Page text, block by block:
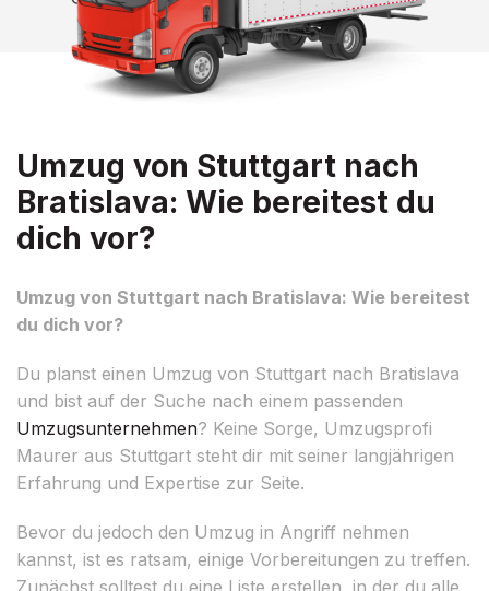
Umzug von Stuttgart nach
Bratislava: Wie bereitest du
dich vor?
Umzug von Stuttgart nach Bratislava: Wie bereitest
du dich vor?
Du planst einen Umzug von Stuttgart nach Bratislava
und bist auf der Suche nach einem passenden
Umzugsunternehmen? Keine Sorge, Umzugsprofi
Maurer aus Stuttgart steht dir mit seiner langjährigen
Erfahrung und Expertise zur Seite.
Bevor du jedoch den Umzug in Angriff nehmen
kannst, ist es ratsam, einige Vorbereitungen zu treffen.
Zunächst solltest du eine Liste erstellen, in der du alle